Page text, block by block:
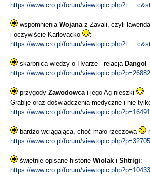
https://www.cro.pl/forum/viewtopic.php?t ...
wspomnienia Wojanaz Zavali, czyli
i oczywiście Karlovacko
:
https://www.cro.pl/forum/viewtopic.php?t ...
skarbnica wiedzy o Hvarze - relacja Dangol
https://www.cro.pl/forum/
przygody Zawodowcai jego Ag-nieszki
-
Grablje oraz doświadczenia medyczne i nie
https://www.cro.pl/forum/
bardzo wciągająca, choć mało rzeczowa
https://www.cro.pl/forum/
świetnie opisane historie Wiolak i Shtrigi:
https://www.cro.pl/forum/